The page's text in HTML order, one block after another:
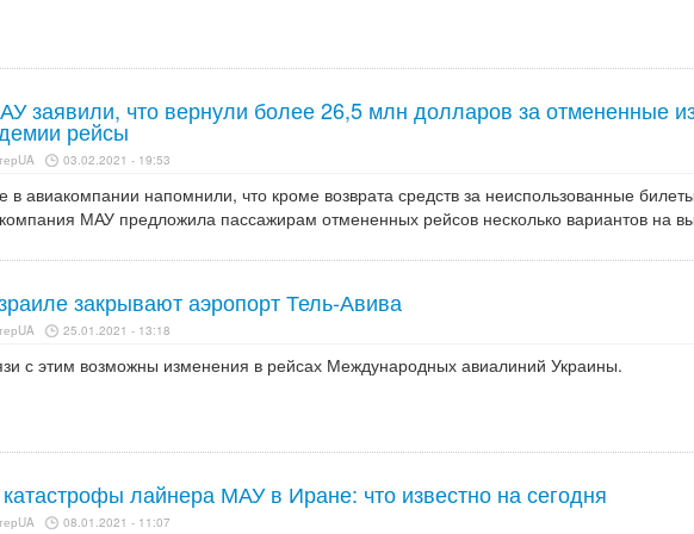
заявили, что вернули более 26,5 млн долларов за отмененные
рейсы
03.02.2021 - 19:53
в авиакомпании напомнили, что кроме возврата средств за неиспользованные
МАУ предложила пассажирам отмененных рейсов несколько вариантов на
закрывают аэропорт Тель-Авива
25.01.2021 - 13:18
с этим возможны изменения в рейсах Международных авиалиний Украины.
лайнера МАУ в Иране: что известно на сегодня
08.01.2021 - 11:07